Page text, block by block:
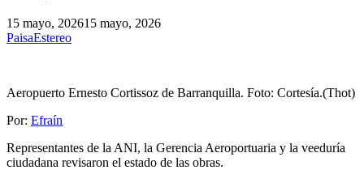
15 mayo, 202615 mayo, 2026
PaisaEstereo
Aeropuerto Ernesto Cortissoz de Barranquilla. Foto: Cortesía.(Thot)
Por: Efraín
Representantes de la ANI, la Gerencia Aeroportuaria y la veeduría
ciudadana revisaron el estado de las obras.